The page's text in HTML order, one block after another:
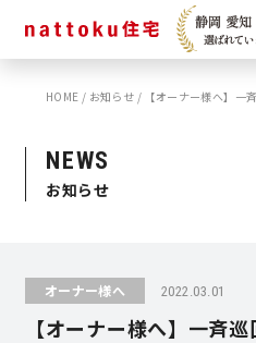
イベント
ショールーム
スタッフブログ
HOME / お知らせ / 【オーナー様へ】一
NEWS
お知らせ
オーナー様へ 2022.03.01
【オーナー様へ】一斉